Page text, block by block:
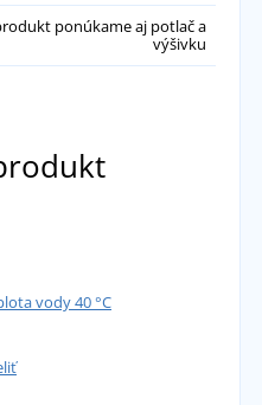
ponúkame aj potlač a
výšivku
vody 40 °C